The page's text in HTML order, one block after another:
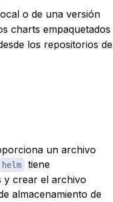
o de una versión
charts empaquetados
los repositorios de
un archivo
helm
tiene
y crear el archivo
almacenamiento de